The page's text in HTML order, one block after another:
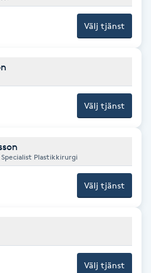
Välj tjänst
Välj tjänst
Plastikkirurgi
Välj tjänst
Välj tjänst